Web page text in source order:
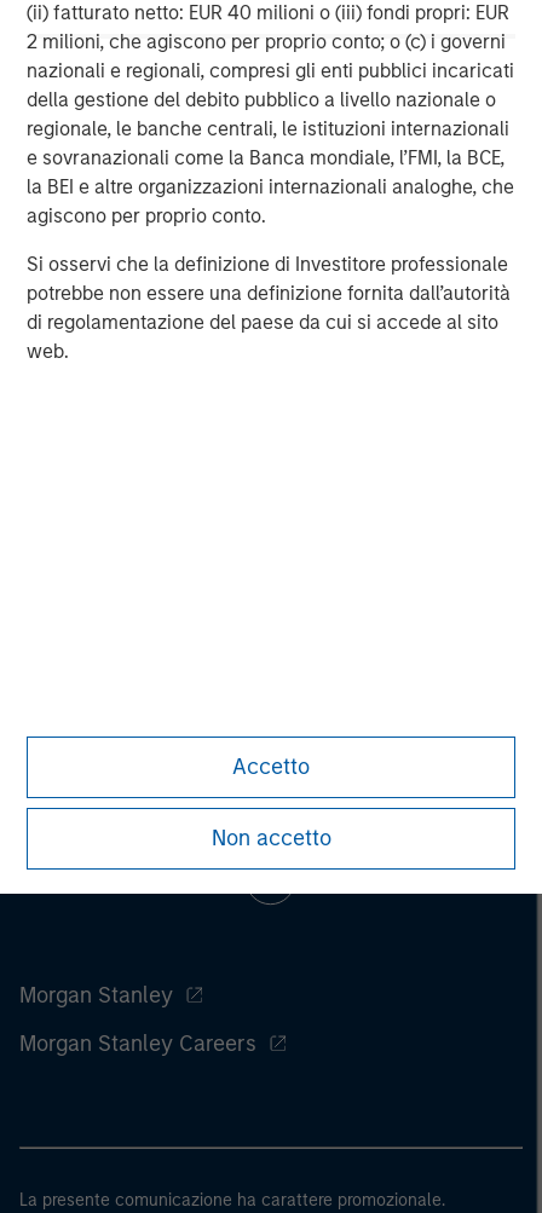
(ii) fatturato netto: EUR 40 milioni o (iii) fondi propri: EUR
2 milioni, che agiscono per proprio conto; o (c) i governi
nazionali e regionali, compresi gli enti pubblici incaricati
della gestione del debito pubblico a livello nazionale o
regionale, le banche centrali, le istituzioni internazionali
e sovranazionali come la Banca mondiale, l’FMI, la BCE,
la BEI e altre organizzazioni internazionali analoghe, che
agiscono per proprio conto.
Si osservi che la definizione di Investitore professionale
potrebbe non essere una definizione fornita dall’autorità
di regolamentazione del paese da cui si accede al sito
web.
Accetto
Non accetto
Morgan Stanley Capital Partners manages a middle-
market private equity platform with a strong focus on
value creation. The team has invested capital in a broad
spectrum of industries for over two decades.
MSIM Spokesperson
Morgan Stanley
Morgan Stanley Careers
La presente comunicazione ha carattere promozionale.